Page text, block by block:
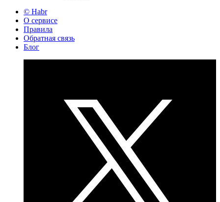
© Habr
О сервисе
Правила
Обратная связь
Блог